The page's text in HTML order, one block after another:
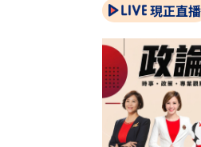
現正直播